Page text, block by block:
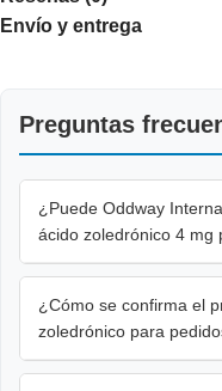
Envío y entrega
Preguntas
¿Puede Oddway
ácido zoledrónico 4 mg
¿Cómo se confirma el
zoledrónico para